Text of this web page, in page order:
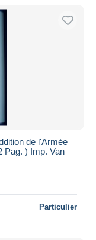
de l'Armée
Pag. ) Imp. Van
Particulier